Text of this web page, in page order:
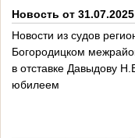
Новость от 31.07.2025
Новости из судов
Богородицком
в отставке Давыдову
юбилеем